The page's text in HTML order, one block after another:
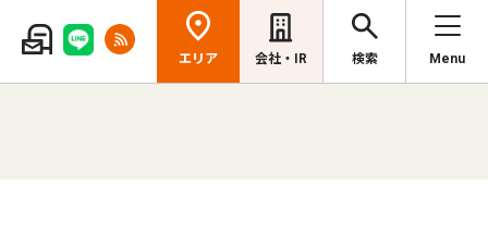
エリア 会社・IR 検索 Menu